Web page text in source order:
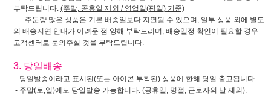
부탁드립니다. (주말, 공휴일 제외 / 영업일(평일) 기준)
- 주문량 많은 상품은 기본 배송일보다 지연될 수 있으며, 일부 상품 외에 별도
의 배송지연 안내가 어려운 점 양해 부탁드리며, 배송일정 확인이 필요할 경우
고객센터로 문의주실 것을 부탁드립니다.
3. 당일배송
- 당일발송이라고 표시된(또는 아이콘 부착된) 상품에 한해 당일 출고됩니다.
- 주말(토,일)에도 당일발송 가능합니다. (공휴일, 명절, 근로자의 날 제외).